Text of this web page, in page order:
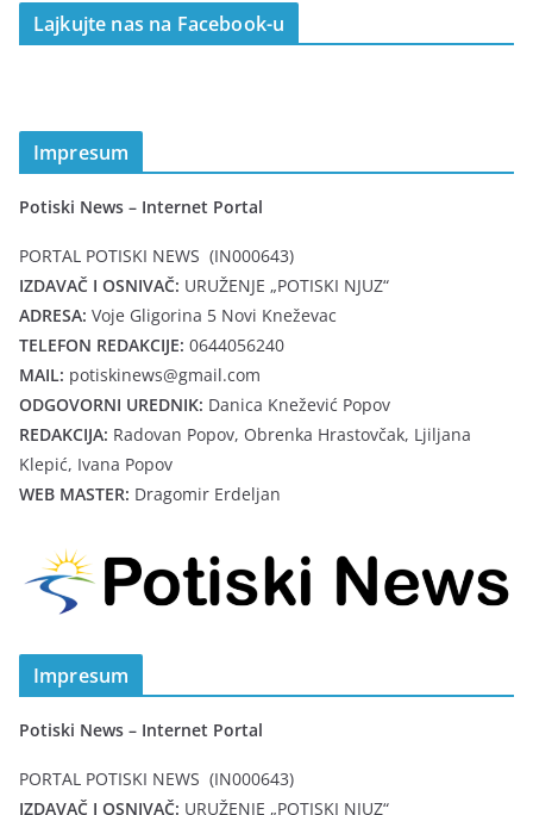
Lajkujte nas na Facebook-u
Impresum
Potiski News – Internet Portal
PORTAL POTISKI NEWS (IN000643)
IZDAVAČ I OSNIVAČ: URUŽENJE „POTISKI NJUZ“
ADRESA: Voje Gligorina 5 Novi Kneževac
TELEFON REDAKCIJE: 0644056240
MAIL: potiskinews@gmail.com
ODGOVORNI UREDNIK: Danica Knežević Popov
REDAKCIJA: Radovan Popov, Obrenka Hrastovčak, Ljiljana
Klepić, Ivana Popov
WEB MASTER: Dragomir Erdeljan
Impresum
Potiski News – Internet Portal
PORTAL POTISKI NEWS (IN000643)
IZDAVAČ I OSNIVAČ: URUŽENJE „POTISKI NJUZ“